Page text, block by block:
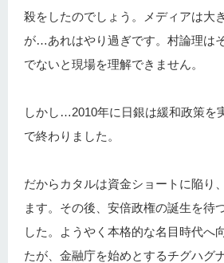
殺をしたのでしょう。メディアは大
が…あれはやり過ぎです。村論理は
でないと現場を理解できません。
しかし…2010年に日銀は緩和政策を
で終わりました。
だからカタルは資金ショートに陥り
ます。その後、安倍政権の誕生を待
した。ようやく本格的な名目時代へ
たが、金融庁を始めとするチグハグ